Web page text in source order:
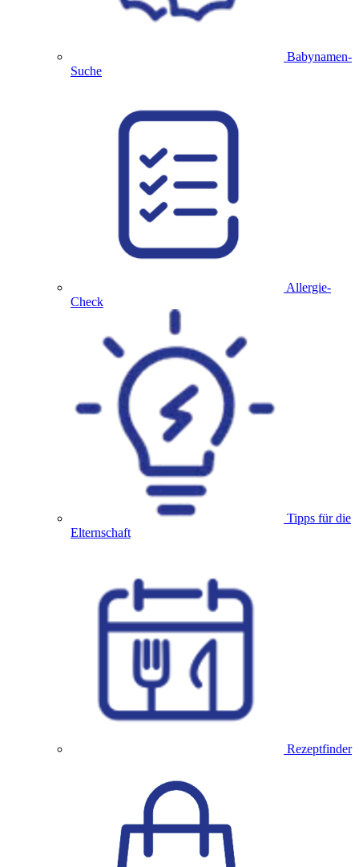
Babynamen-
Suche
Allergie-
Check
Tipps für die
Elternschaft
Rezeptfinder